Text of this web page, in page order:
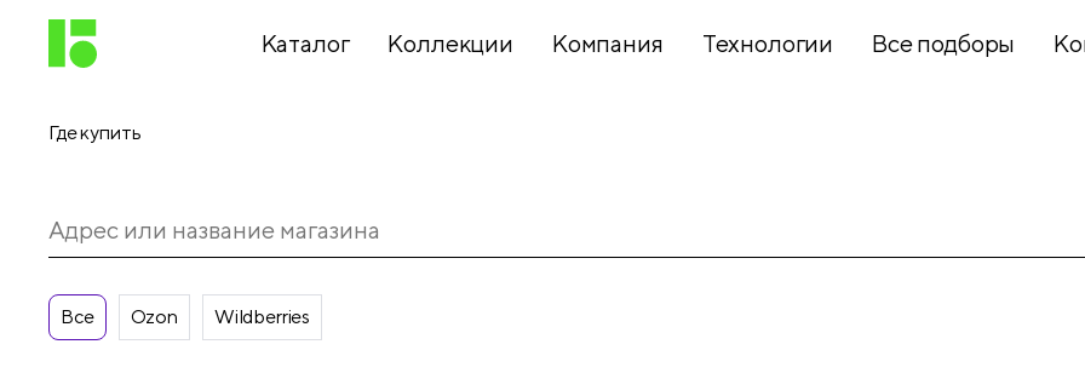
Каталог
принадлежности
Коллекции Компания Технологии Все подборы
Где купить
Все Ozon Wildberries